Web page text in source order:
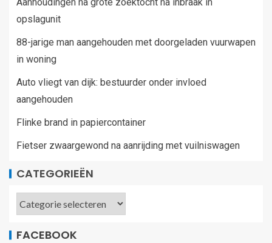
opslagunit
88-jarige man aangehouden met doorgeladen vuurwapen
in woning
Auto vliegt van dijk: bestuurder onder invloed
aangehouden
Flinke brand in papiercontainer
Fietser zwaargewond na aanrijding met vuilniswagen
CATEGORIEËN
FACEBOOK